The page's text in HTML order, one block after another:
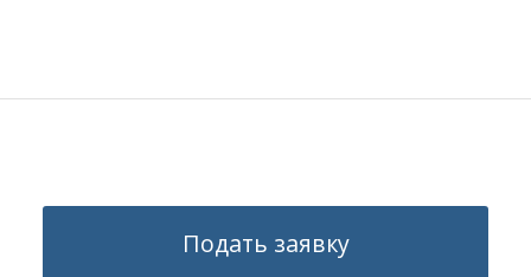
Подать заявку